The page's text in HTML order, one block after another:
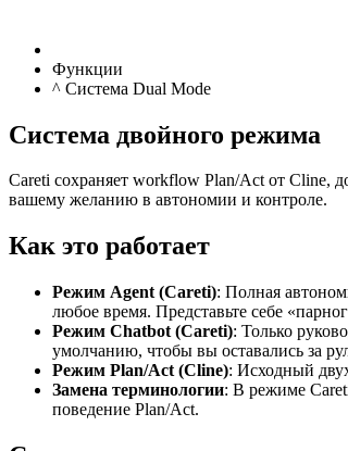
Функции
^ Система Dual Mode
Система двойного режима
Careti сохраняет workflow Plan/Act от Cline,
вашему желанию в автономии и контроле.
Как это работает
Режим Agent (Careti): Полная
любое время. Представьте себе
Режим Chatbot (Careti): Только
умолчанию, чтобы вы оставались за
Режим Plan/Act (Cline): Исходный
Замена терминологии: В режиме
поведение Plan/Act.